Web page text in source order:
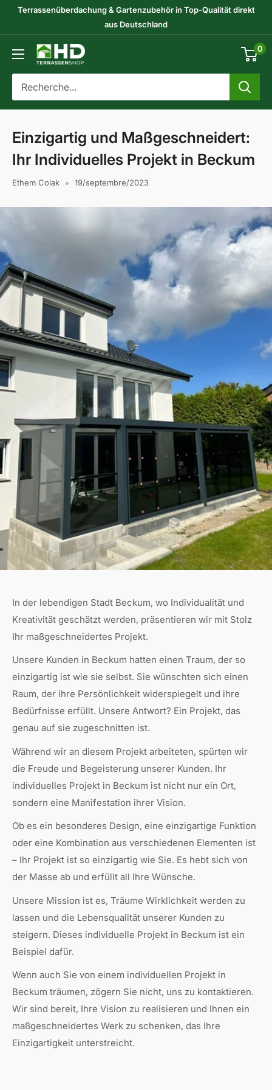
PasserTerrassenüberdachung & Gartenzubehör in Top-Qualität direkt
aus Deutschland
HD-
Terrassenshop
GmbH
0
Einzigartig und Maßgeschneidert:
Ihr Individuelles Projekt in Beckum
Ethem Colak 19/septembre/2023
In der lebendigen Stadt Beckum, wo Individualität und
Kreativität geschätzt werden, präsentieren wir mit Stolz
Ihr maßgeschneidertes Projekt.
Unsere Kunden in Beckum hatten einen Traum, der so
einzigartig ist wie sie selbst. Sie wünschten sich einen
Raum, der ihre Persönlichkeit widerspiegelt und ihre
Bedürfnisse erfüllt. Unsere Antwort? Ein Projekt, das
genau auf sie zugeschnitten ist.
Während wir an diesem Projekt arbeiteten, spürten wir
die Freude und Begeisterung unserer Kunden. Ihr
individuelles Projekt in Beckum ist nicht nur ein Ort,
sondern eine Manifestation ihrer Vision.
Ob es ein besonderes Design, eine einzigartige Funktion
oder eine Kombination aus verschiedenen Elementen ist
– Ihr Projekt ist so einzigartig wie Sie. Es hebt sich von
der Masse ab und erfüllt all Ihre Wünsche.
Unsere Mission ist es, Träume Wirklichkeit werden zu
lassen und die Lebensqualität unserer Kunden zu
steigern. Dieses individuelle Projekt in Beckum ist ein
Beispiel dafür.
Wenn auch Sie von einem individuellen Projekt in
Beckum träumen, zögern Sie nicht, uns zu kontaktieren.
Wir sind bereit, Ihre Vision zu realisieren und Ihnen ein
maßgeschneidertes Werk zu schenken, das Ihre
Einzigartigkeit unterstreicht.